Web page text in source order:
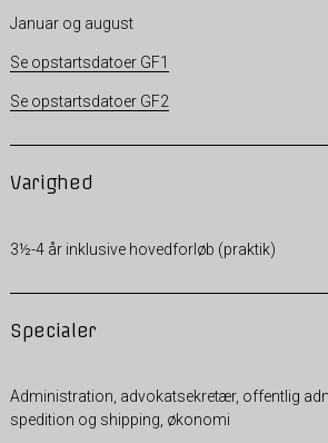
Januar og august
Se opstartsdatoer GF1
Se opstartsdatoer GF2
Varighed
3½-4 år inklusive hovedforløb (praktik)
Specialer
Administration, advokatsekretær, offentlig
spedition og shipping, økonomi